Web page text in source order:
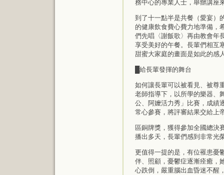
務中心的專業人士，舉辦講座
到了十一點半是共餐（愛宴）
的健康飲食費心費力地準備，
們先唱〈謝飯歌〉再由教會年
享受美好的午餐。長輩們相互
甜蜜大家庭的畫面是如此的感
█給長輩發揮的舞台
如何讓長輩可以被看見、被尊
老師指導下，以所學的樂器、
公、阿嬤活力秀」比賽，成績
常心參賽，將評審結果交給上
區銅牌獎，獲得參加全國總決
播出多天，長輩們感到非常光
更值得一提的是，有位罹患憂
伴、照顧，憂鬱症逐漸痊癒，
心跌倒，嚴重腦出血昏迷不醒